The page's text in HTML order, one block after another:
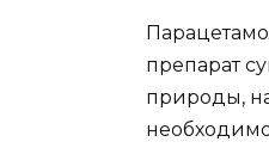
препарат
природы,